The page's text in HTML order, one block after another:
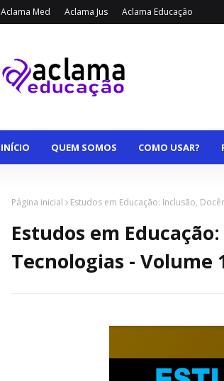
Aclama Med Aclama Jus Aclama Educação
INÍCIO QUEM SOMOS COMO USAR?
Página inicial Estudos em Educação: Inclusão,
Estudos em
Tecnologias - Volume